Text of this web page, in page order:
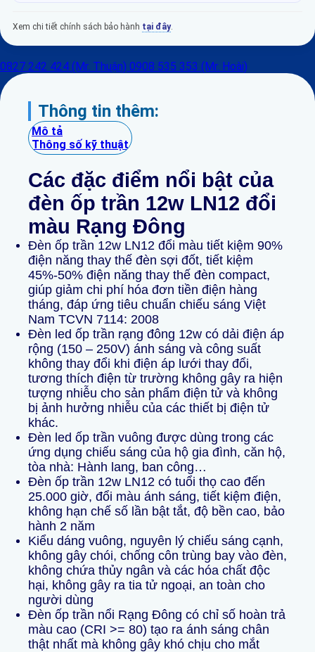
Xem chi tiết chính sách bảo hành tại đây.
0827 242 424 (Mr. Thuận) 0908 535 353 (Mr. Hoài)
Thông tin thêm:
Mô tả
Thông số kỹ thuật
Các đặc điểm nổi bật của
đèn ốp trần 12w LN12 đổi
màu Rạng Đông
Đèn ốp trần 12w LN12 đổi màu tiết kiệm 90%
điện năng thay thế đèn sợi đốt, tiết kiệm
45%-50% điện năng thay thế đèn compact,
giúp giảm chi phí hóa đơn tiền điện hàng
tháng, đáp ứng tiêu chuẩn chiếu sáng Việt
Nam TCVN 7114: 2008
Đèn led ốp trần rạng đông 12w có dải điện áp
rộng (150 – 250V) ánh sáng và công suất
không thay đổi khi điện áp lưới thay đổi,
tương thích điện từ trường không gây ra hiện
tượng nhiễu cho sản phẩm điện tử và không
bị ảnh hưởng nhiễu của các thiết bị điện tử
khác.
Đèn led ốp trần vuông được dùng trong các
ứng dụng chiếu sáng của hộ gia đình, căn hộ,
tòa nhà: Hành lang, ban công…
Đèn ốp trần 12w LN12 có tuổi thọ cao đến
25.000 giờ, đổi màu ánh sáng, tiết kiệm điện,
không hạn chế số lần bật tắt, độ bền cao, bảo
hành 2 năm
Kiểu dáng vuông, nguyên lý chiếu sáng cạnh,
không gây chói, chống côn trùng bay vào đèn,
không chứa thủy ngân và các hóa chất độc
hại, không gây ra tia tử ngoại, an toàn cho
người dùng
Đèn ốp trần nổi Rạng Đông có chỉ số hoàn trả
màu cao (CRI >= 80) tạo ra ánh sáng chân
thật nhất mà không gây khó chịu cho mắt